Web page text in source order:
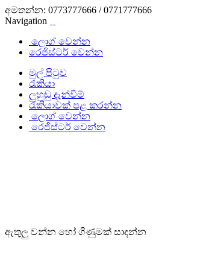
අමතන්න: 0773777666 / 0771777666
Navigation
ලොග් වෙන්න
රෙජිස්ටර් වෙන්න
මුල් පිටුව
රැකියා
ලුහුඬු දැන්වීම්
රැකියාවක් පළ කරන්න
ලොග් වෙන්න
රෙජිස්ටර් වෙන්න
ඇතුලු වන්න හෝ ගිණුමක් සාදන්න